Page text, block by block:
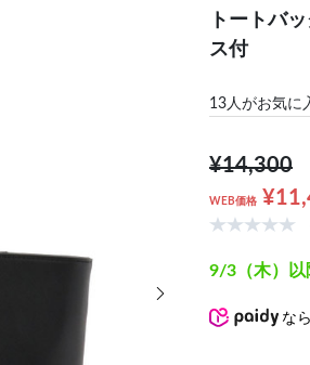
次の画像
トートバ
ス付
13人がお気に
¥14,300
WEB価格
9/3（木）以
なら